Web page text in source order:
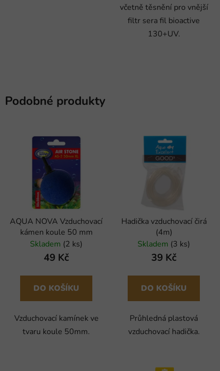
včetně těsnění pro vnější
filtr sera fil bioactive
130+UV.
Podobné produkty
AQUA NOVA Vzduchovací
kámen koule 50 mm
Skladem (2 ks)
49 Kč
DO KOŠÍKU
Vzduchovací kamínek ve
tvaru koule 50mm.
Hadička vzduchovací čirá
(4m)
Skladem (3 ks)
39 Kč
DO KOŠÍKU
Průhledná plastová
vzduchovací hadička.